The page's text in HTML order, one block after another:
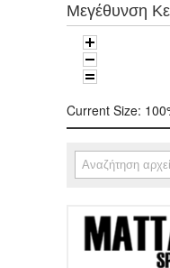
Μεγέθυνση
Current Size:
Φόρμα
Αναζήτηση